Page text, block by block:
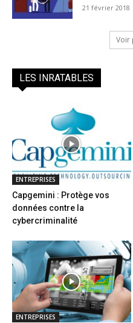
21 février 2018
Voir
LES INRATABLES
ENTREPRISES
Capgemini : Protège vos
données contre la
cybercriminalité
ENTREPRISES